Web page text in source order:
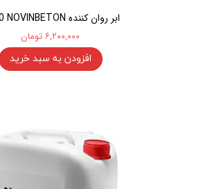
ابر روان کننده N530 NOVINBETON
۶,۲۰۰,۰۰۰ تومان
افزودن به سبد خرید